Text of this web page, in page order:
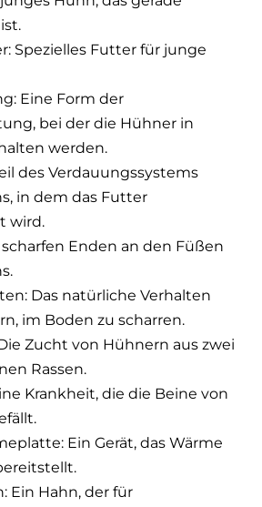
Spezielles Futter für junge
Eine Form der
bei der die Hühner in
werden.
des Verdauungssystems
in dem das Futter
wird.
scharfen Enden an den Füßen
Das natürliche Verhalten
im Boden zu scharren.
Zucht von Hühnern aus zwei
Rassen.
Krankheit, die die Beine von
Ein Gerät, das Wärme
Ein Hahn, der für